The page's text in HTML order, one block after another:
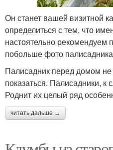
Он станет вашей визитной
определиться с тем, что
настоятельно рекомендуем
побольше фото
Палисадник перед домом не
показаться. Палисадники,
Роднит их целый ряд
читать дальше →